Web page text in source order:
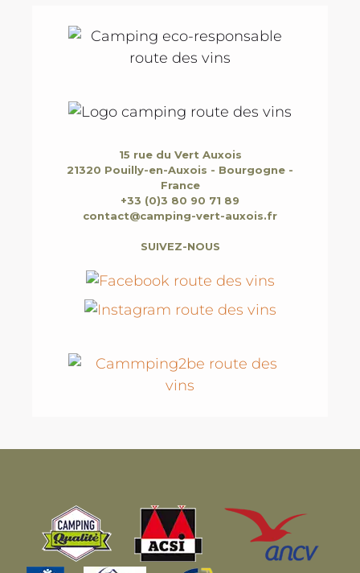
15 rue du Vert Auxois
21320 Pouilly-en-Auxois - Bourgogne -
France
+33 (0)3 80 90 71 89
contact@camping-vert-auxois.fr
SUIVEZ-NOUS